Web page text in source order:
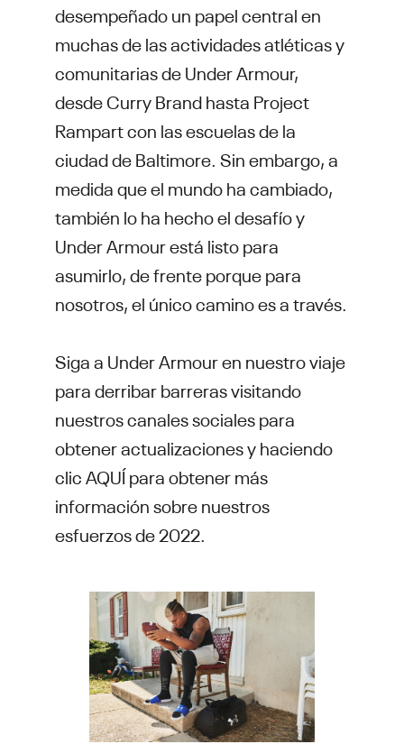
desempeñado un papel central en
muchas de las actividades atléticas y
comunitarias de Under Armour,
desde Curry Brand hasta Project
Rampart con las escuelas de la
ciudad de Baltimore. Sin embargo, a
medida que el mundo ha cambiado,
también lo ha hecho el desafío y
Under Armour está listo para
asumirlo, de frente porque para
nosotros, el único camino es a través.
Siga a Under Armour en nuestro viaje
para derribar barreras visitando
nuestros canales sociales para
obtener actualizaciones y haciendo
clic AQUÍ para obtener más
información sobre nuestros
esfuerzos de 2022.